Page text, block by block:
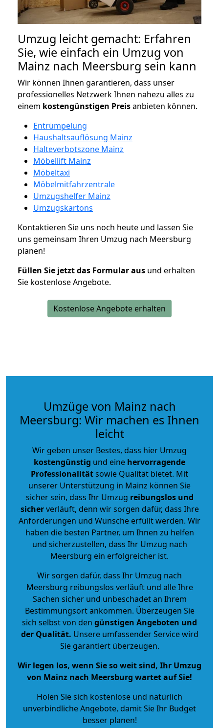
Umzug leicht gemacht: Erfahren
Sie, wie einfach ein Umzug von
Mainz nach Meersburg sein kann
Wir können Ihnen garantieren, dass unser
professionelles Netzwerk Ihnen nahezu alles zu
einem kostengünstigen Preisanbieten können.
Entrümpelung
Haushaltsauflösung Mainz
Halteverbotszone Mainz
Möbellift Mainz
Möbeltaxi
Möbelmitfahrzentrale
Umzugshelfer Mainz
Umzugskartons
Kontaktieren Sie uns noch heute und lassen Sie
uns gemeinsam Ihren Umzug nach Meersburg
planen!
Füllen Sie jetzt das Formular aus und erhalten
Sie kostenlose Angebote.
Kostenlose Angebote erhalten
Umzüge von Mainz nach
Meersburg: Wir machen es Ihnen
leicht
Wir geben unser Bestes, dass hier Umzug
kostengünstig und eine hervorragende
Professionalitätsowie Qualität bietet. Mit
unserer Unterstützung in Mainz können Sie
sicher sein, dass Ihr Umzug reibungslos und
sicherverläuft, denn wir sorgen dafür, dass Ihre
Anforderungen und Wünsche erfüllt werden. Wir
haben die besten Partner, um Ihnen zu helfen
und sicherzustellen, dass Ihr Umzug nach
Meersburg ein erfolgreicher ist.
Wir sorgen dafür, dass Ihr Umzug nach
Meersburg reibungslos verläuft und alle Ihre
Sachen sicher und unbeschadet an Ihrem
Bestimmungsort ankommen. Überzeugen Sie
sich selbst von den günstigen Angeboten und
der Qualität. Unsere umfassender Service wird
Sie garantiert überzeugen.
Wir legen los, wenn Sie so weit sind, Ihr Umzug
von Mainz nach Meersburg wartet auf Sie!
Holen Sie sich kostenlose und natürlich
unverbindliche Angebote, damit Sie Ihr Budget
besser planen!